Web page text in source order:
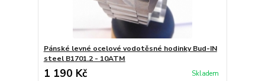
Pánské levné ocelové vodotěsné hodinky Bud-IN
steel B1701.2 - 10ATM
1 190 Kč Skladem